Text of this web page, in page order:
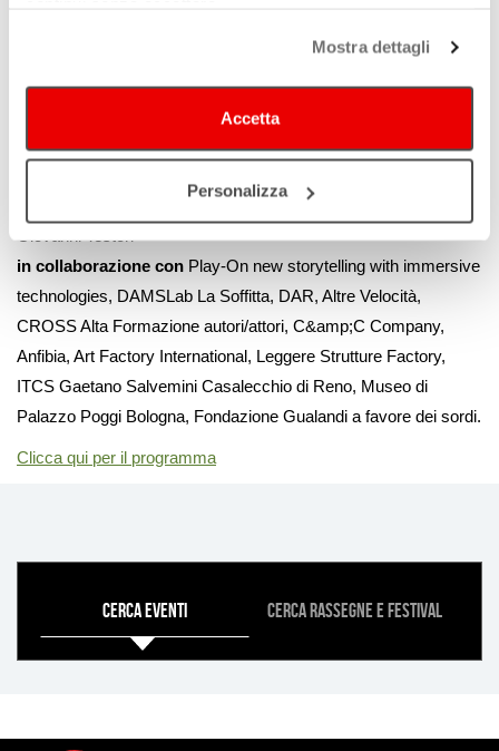
Mostra dettagli
Accetta
Personalizza
Ivonne Capece, Micol Vighi
con il contributo diRegione Emilia Romagna, Comune di
PatrocinioComune di Bologna, Dipartimento delle Arti
Elsinor Centro di Produzione Teatrale/Teatro
in collaborazione con Play-On new storytelling with immersive
technologies, DAMSLab La Soffitta, DAR, Altre Velocità,
CROSS Alta Formazione autori/attori, C&amp;C Company,
Anfibia, Art Factory International, Leggere Strutture Factory,
ITCS Gaetano Salvemini Casalecchio di Reno, Museo di
Palazzo Poggi Bologna, Fondazione Gualandi a favore dei sordi.
Clicca qui per il programma
Cerca eventi
Cerca rassegne e festival